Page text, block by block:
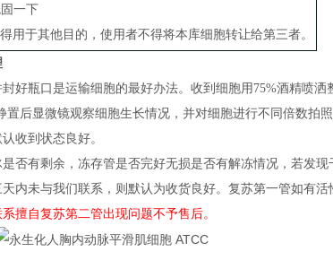
一下
用于其他目的，使用者不得将本库细胞转让给第三者。
好瓶口是运输细胞的最好办法。收到细胞用 75%酒精喷洒
置后显微镜观察细胞生长情况，并对细胞进行不同倍数拍
收到状态良好。
否有剩余，冻存管是否完好无损是否有解冻情况，若发
内未与我们联系，则默认为收货良好。复苏第一管如有活
擅自复苏第二管出现问题不予售后。